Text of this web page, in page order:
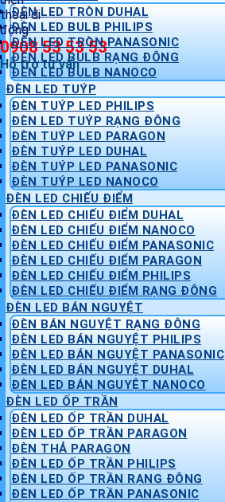
0908 53 53 53
Hỗ trợ tư vấn
ĐÈN LED TRÒN DUHAL
ĐÈN LED BULB PHILIPS
ĐÈN LED TRÒN PANASONIC
ĐÈN LED BULB RẠNG ĐÔNG
ĐÈN LED BULB NANOCO
ĐÈN LED TUÝP
ĐÈN TUÝP LED PHILIPS
ĐÈN LED TUÝP RẠNG ĐÔNG
ĐÈN TUÝP LED PARAGON
ĐÈN TUÝP LED DUHAL
ĐÈN TUÝP LED PANASONIC
ĐÈN TUÝP LED NANOCO
ĐÈN LED CHIẾU ĐIỂM
ĐÈN LED CHIẾU ĐIỂM DUHAL
ĐÈN LED CHIẾU ĐIỂM NANOCO
ĐÈN LED CHIẾU ĐIỂM PANASONIC
ĐÈN LED CHIẾU ĐIỂM PARAGON
ĐÈN LED CHIẾU ĐIỂM PHILIPS
ĐÈN LED CHIẾU ĐIỂM RẠNG ĐÔNG
ĐÈN LED BÁN NGUYỆT
ĐÈN BÁN NGUYỆT RẠNG ĐÔNG
ĐÈN LED BÁN NGUYỆT PHILIPS
ĐÈN LED BÁN NGUYỆT PANASONIC
ĐÈN LED BÁN NGUYỆT DUHAL
ĐÈN LED BÁN NGUYỆT NANOCO
ĐÈN LED ỐP TRẦN
ĐÈN LED ỐP TRẦN DUHAL
ĐÈN LED ỐP TRẦN PARAGON
ĐÈN THẢ PARAGON
ĐÈN LED ỐP TRẦN PHILIPS
ĐÈN LED ỐP TRẦN RẠNG ĐÔNG
ĐÈN LED ỐP TRẦN PANASONIC